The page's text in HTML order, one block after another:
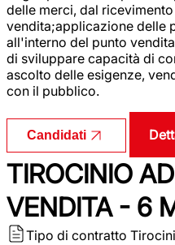
delle merci, dal
vendita;applicazione delle
all'interno del punto
di sviluppare capacità di
ascolto delle esigenze,
con il pubblico.
Candidati
TIROCINIO
VENDITA - 6
Tipo di contratto